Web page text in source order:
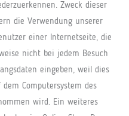
Zweck dieser
die Verwendung unserer
einer Internetseite, die
nicht bei jedem Besuch
eingeben, weil dies
Computersystem des
wird. Ein weiteres